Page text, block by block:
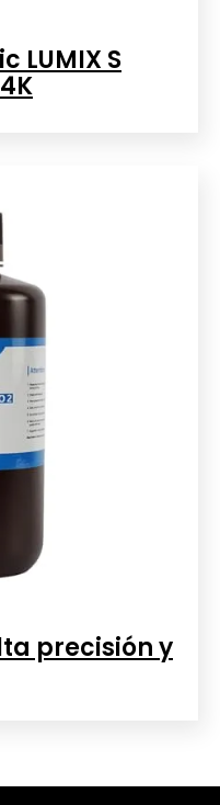
LUMIX S
precisión y